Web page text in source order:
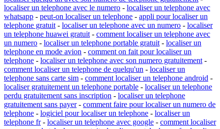
localiser un telephone avec le numero - localiser un telephone avec
whatsapp - peut-on localiser un telephone - appli pour localiser un
telephone gratuit - localiser un telephone avec un numero - localiser
un telephone huawei gratuit - comment localiser un telephone avec
un numero - localiser un telephone portable gratuit - localiser un
telephone en mode avion - comment on fait pour localiser un
telephone - localiser un telephone avec son numero gratuitement -
comment localiser un telephone de quelqu'un - localiser un
telephone sans carte sim - comment localiser un telephone android -
localiser gratuitement un telephone portable - localiser un telephone
perdu gratuitement sans inscription - localiser un telephone
gratuitement sans payer- comment faire pour localiser un numero de
telephone - logiciel pour localiser un telephone - localiser un
telephone fr- localiser un telephone avec google - comment localiser